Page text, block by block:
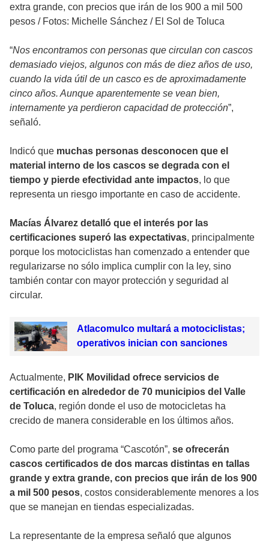
extra grande, con precios que irán de los 900 a mil 500
pesos / Fotos: Michelle Sánchez / El Sol de Toluca
“Nos encontramos con personas que circulan con cascos
demasiado viejos, algunos con más de diez años de uso,
cuando la vida útil de un casco es de aproximadamente
cinco años. Aunque aparentemente se vean bien,
internamente ya perdieron capacidad de protección”,
señaló.
Indicó que muchas personas desconocen que el
material interno de los cascos se degrada con el
tiempo y pierde efectividad ante impactos, lo que
representa un riesgo importante en caso de accidente.
Macías Álvarez detalló que el interés por las
certificaciones superó las expectativas, principalmente
porque los motociclistas han comenzado a entender que
regularizarse no sólo implica cumplir con la ley, sino
también contar con mayor protección y seguridad al
circular.
Atlacomulco multará a motociclistas;
operativos inician con sanciones
Actualmente, PIK Movilidad ofrece servicios de
certificación en alrededor de 70 municipios del Valle
de Toluca, región donde el uso de motocicletas ha
crecido de manera considerable en los últimos años.
Como parte del programa “Cascotón”, se ofrecerán
cascos certificados de dos marcas distintas en tallas
grande y extra grande, con precios que irán de los 900
a mil 500 pesos, costos considerablemente menores a los
que se manejan en tiendas especializadas.
La representante de la empresa señaló que algunos